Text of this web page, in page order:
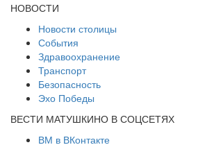
НОВОСТИ
Новости столицы
События
Здравоохранение
Транспорт
Безопасность
Эхо Победы
ВЕСТИ МАТУШКИНО В СОЦСЕТЯХ
ВМ в ВКонтакте